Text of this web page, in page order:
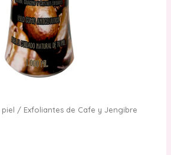
/ Exfoliantes de Cafe y Jengibre